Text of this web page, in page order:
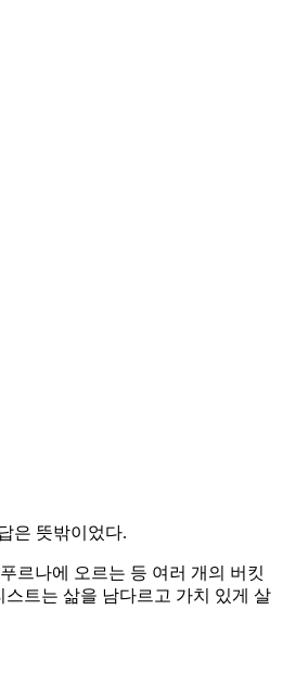
은 뜻밖이었다.
르나에 오르는 등 여러 개의 버킷
트는 삶을 남다르고 가치 있게 살